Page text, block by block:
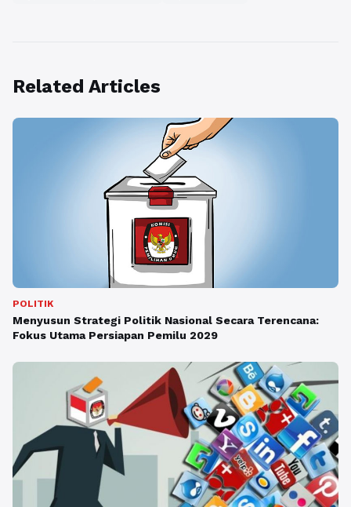
Related Articles
POLITIK
Menyusun Strategi Politik Nasional Secara Terencana:
Fokus Utama Persiapan Pemilu 2029